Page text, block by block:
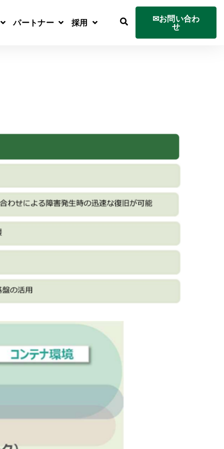
パートナー 採用 ✉お問い合わ
せ